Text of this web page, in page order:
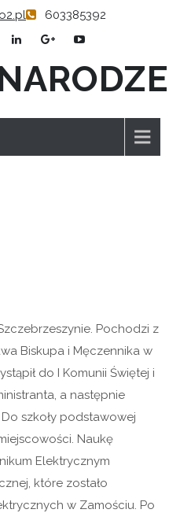
603385392
Pochodzi z
Biskupa i Męczennika w
do I Komunii Świętej i
a następnie
szkoły podstawowej
Naukę
Elektrycznym
które zostało
w Zamościu. Po